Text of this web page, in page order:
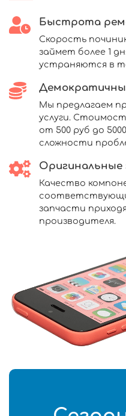
Быстрота
Скорость
займет более 1
устраняются в
Мы предлагаем
услуги.
от 500 руб до
сложности
Оригинальные
Качество
запчасти
производителя.